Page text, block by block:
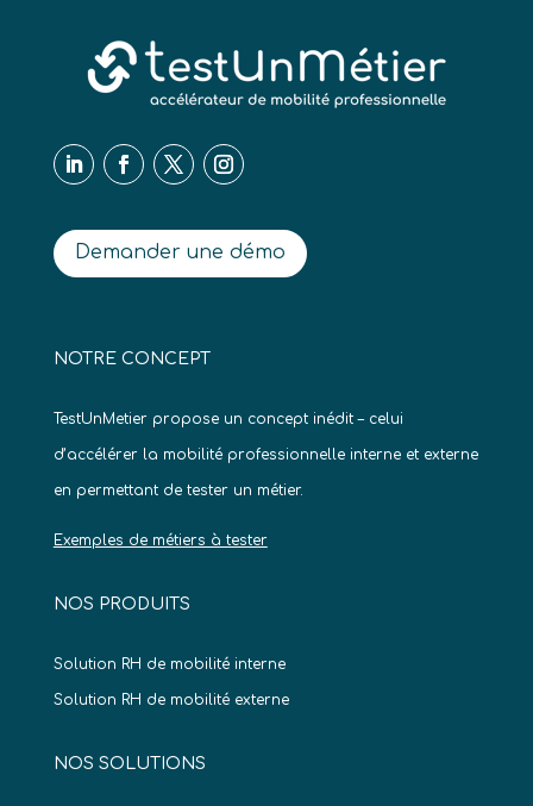
Demander une démo
NOTRE CONCEPT
TestUnMetier propose un concept inédit – celui
d’accélérer la mobilité professionnelle interne et externe
en permettant de tester un métier.
Exemples de métiers à tester
NOS PRODUITS
Solution RH de mobilité interne
Solution RH de mobilité externe
NOS SOLUTIONS